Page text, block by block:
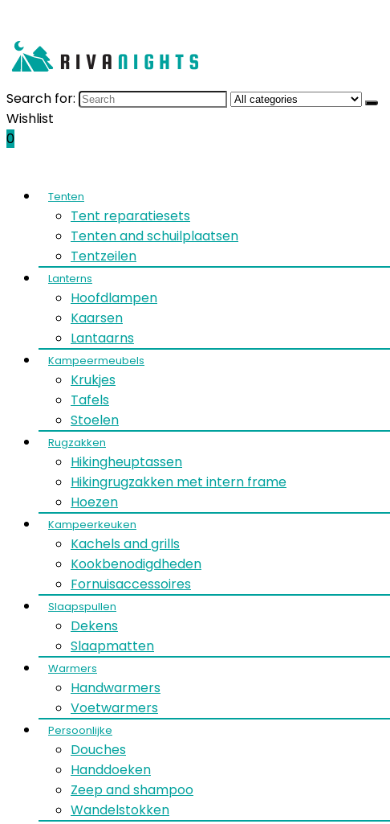
Search for:
Wishlist
0
Tenten
Tent reparatiesets
Tenten and schuilplaatsen
Tentzeilen
Lanterns
Hoofdlampen
Kaarsen
Lantaarns
Kampeermeubels
Krukjes
Tafels
Stoelen
Rugzakken
Hikingheuptassen
Hikingrugzakken met intern frame
Hoezen
Kampeerkeuken
Kachels and grills
Kookbenodigdheden
Fornuisaccessoires
Slaapspullen
Dekens
Slaapmatten
Warmers
Handwarmers
Voetwarmers
Persoonlijke
Douches
Handdoeken
Zeep and shampoo
Wandelstokken